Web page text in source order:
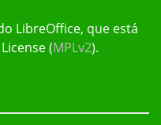
LibreOffice, que está
(MPLv2).